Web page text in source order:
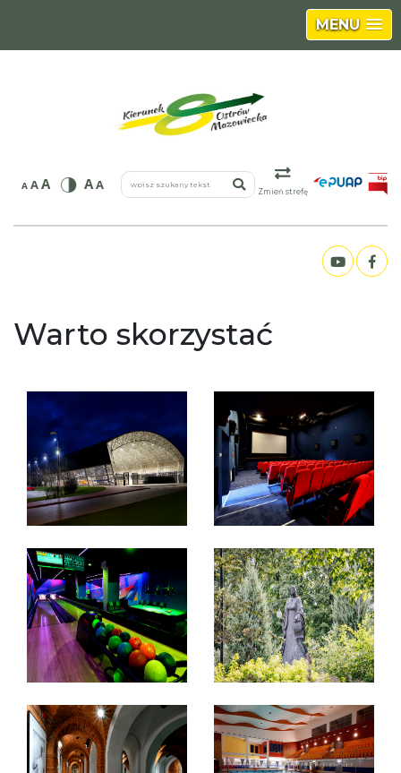
MENU
A AA AA wpisz szukany tekst
Zmień strefę
Warto skorzystać